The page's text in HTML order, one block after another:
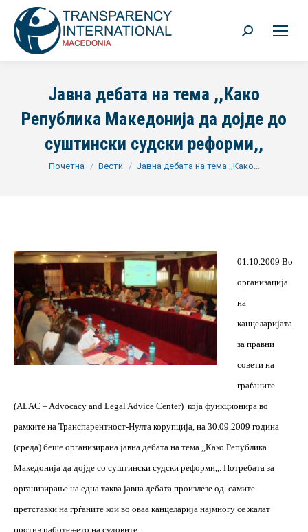
Search:
Јавна дебата на тема ,,Како
Република Македонија да дојде до
суштински судски реформи,,
You are here:
Почетна Вести Јавна дебата на тема ,,Како…
01.10.2009 Во
организација
на
канцеларијата
за правни
совети на
граѓаните
(ALAC –Advocacy and LegalAdvice Center) која функционира во
рамките на Транспарентност-Нулта корупција, на 30.09.2009 година
(среда) беше организирана јавна дебата на тема ,,Како Република
Македонија да дојде со суштински судски реформи,,. Потребата за
организирање на една таква јавна дебата произлезе од самите
претставки на грѓаните кои во оваа канцеларија најмногу се жалат
против работењето на судовите.